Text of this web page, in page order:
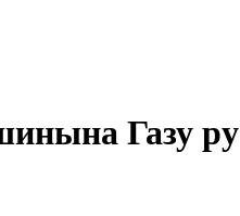
Газу ру